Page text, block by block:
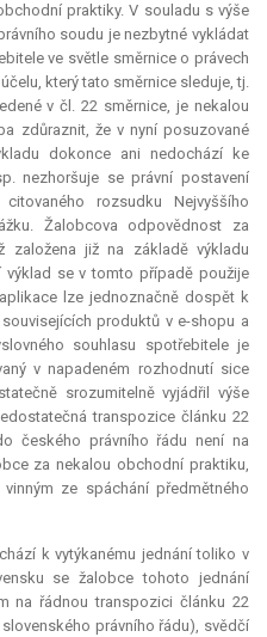
praktiky. V souladu s výše
soudu je nezbytné vykládat
ve světle směrnice o právech
který tato směrnice sleduje, tj.
v čl. 22 směrnice, je nekalou
zdůraznit, že v nyní posuzované
dokonce ani nedochází ke
nezhoršuje se právní postavení
rozsudku Nejvyššího
Žalobcova odpovědnost za
založena již na základě výkladu
výklad se v tomto případě použije
lze jednoznačně dospět k
produktů v e-shopu a
souhlasu spotřebitele je
v napadeném rozhodnutí sice
srozumitelně vyjádřil výše
transpozice článku 22
českého právního řádu není na
za nekalou obchodní praktiku,
ze spáchání předmětného
k vytýkanému jednání toliko v
se žalobce tohoto jednání
na řádnou transpozici článku 22
právního řádu), svědčí